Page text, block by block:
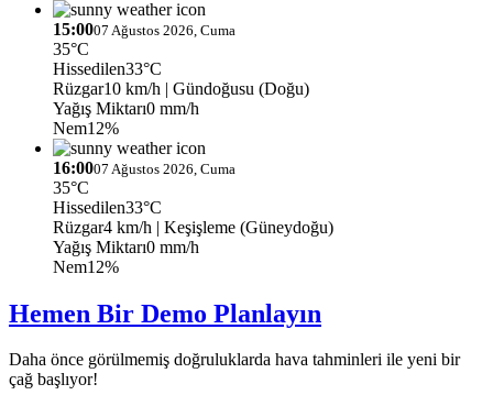
15:0007 Ağustos 2026, Cuma
35°C
Hissedilen33°C
Rüzgar10 km/h | Gündoğusu (Doğu)
Yağış Miktarı0 mm/h
Nem12%
16:0007 Ağustos 2026, Cuma
35°C
Hissedilen33°C
Rüzgar4 km/h | Keşişleme (Güneydoğu)
Yağış Miktarı0 mm/h
Nem12%
Hemen Bir Demo Planlayın
Daha önce görülmemiş doğruluklarda hava tahminleri ile yeni bir
çağ başlıyor!